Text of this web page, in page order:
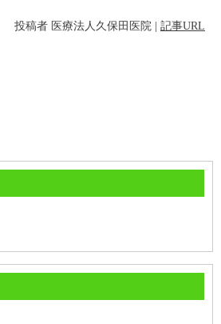
投稿者 医療法人久保田医院 | 記事URL